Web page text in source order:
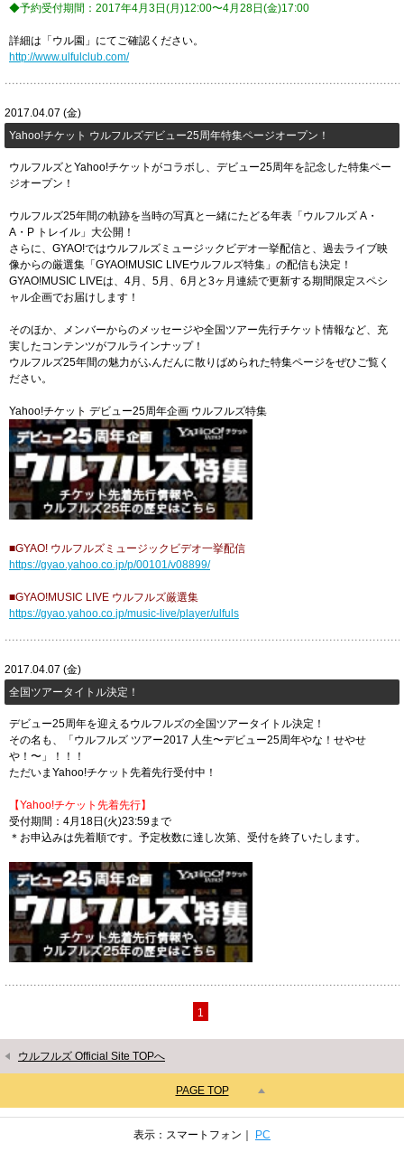
◆予約受付期間：2017年4月3日(月)12:00〜4月28日(金)17:00
詳細は「ウル園」にてご確認ください。
http://www.ulfulclub.com/
2017.04.07 (金)
Yahoo!チケット ウルフルズデビュー25周年特集ページオープン！
ウルフルズとYahoo!チケットがコラボし、デビュー25周年を記念した特集ペー
ジオープン！
ウルフルズ25年間の軌跡を当時の写真と一緒にたどる年表「ウルフルズ A・
A・P トレイル」大公開！
さらに、GYAO!ではウルフルズミュージックビデオ一挙配信と、過去ライブ映
像からの厳選集「GYAO!MUSIC LIVEウルフルズ特集」の配信も決定！
GYAO!MUSIC LIVEは、4月、5月、6月と3ヶ月連続で更新する期間限定スペシ
ャル企画でお届けします！
そのほか、メンバーからのメッセージや全国ツアー先行チケット情報など、充
実したコンテンツがフルラインナップ！
ウルフルズ25年間の魅力がふんだんに散りばめられた特集ページをぜひご覧く
ださい。
Yahoo!チケット デビュー25周年企画 ウルフルズ特集
■GYAO! ウルフルズミュージックビデオ一挙配信
https://gyao.yahoo.co.jp/p/00101/v08899/
■GYAO!MUSIC LIVE ウルフルズ厳選集
https://gyao.yahoo.co.jp/music-live/player/ulfuls
2017.04.07 (金)
全国ツアータイトル決定！
デビュー25周年を迎えるウルフルズの全国ツアータイトル決定！
その名も、「ウルフルズ ツアー2017 人生〜デビュー25周年やな！せやせ
や！〜」！！！
ただいまYahoo!チケット先着先行受付中！
【Yahoo!チケット先着先行】
受付期間：4月18日(火)23:59まで
＊お申込みは先着順です。予定枚数に達し次第、受付を終了いたします。
1
ウルフルズ Official Site TOPへ
PAGE TOP
表示：スマートフォン｜ PC